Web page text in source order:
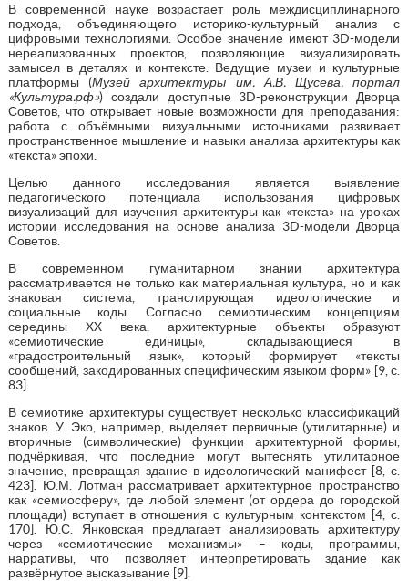
В современной науке возрастает роль междисциплинарного
подхода, объединяющего историко-культурный анализ с
цифровыми технологиями. Особое значение имеют 3D-модели
нереализованных проектов, позволяющие визуализировать
замысел в деталях и контексте. Ведущие музеи и культурные
платформы (Музей архитектуры им. А.В. Щусева, портал
«Культура.рф») создали доступные 3D-реконструкции Дворца
Советов, что открывает новые возможности для преподавания:
работа с объёмными визуальными источниками развивает
пространственное мышление и навыки анализа архитектуры как
«текста» эпохи.
Целью данного исследования является выявление
педагогического потенциала использования цифровых
визуализаций для изучения архитектуры как «текста» на уроках
истории исследования на основе анализа 3D-модели Дворца
Советов.
В современном гуманитарном знании архитектура
рассматривается не только как материальная культура, но и как
знаковая система, транслирующая идеологические и
социальные коды. Согласно семиотическим концепциям
середины XX века, архитектурные объекты образуют
«семиотические единицы», складывающиеся в
«градостроительный язык», который формирует «тексты
сообщений, закодированных специфическим языком форм» [9, с.
83].
В семиотике архитектуры существует несколько классификаций
знаков. У. Эко, например, выделяет первичные (утилитарные) и
вторичные (символические) функции архитектурной формы,
подчёркивая, что последние могут вытеснять утилитарное
значение, превращая здание в идеологический манифест [8, с.
423]. Ю.М. Лотман рассматривает архитектурное пространство
как «семиосферу», где любой элемент (от ордера до городской
площади) вступает в отношения с культурным контекстом [4, с.
170]. Ю.С. Янковская предлагает анализировать архитектуру
через «семиотические механизмы» – коды, программы,
нарративы, что позволяет интерпретировать здание как
развёрнутое высказывание [9].